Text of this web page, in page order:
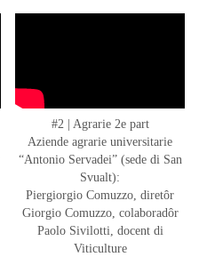
#2 | Agrarie 2e part
Aziende agrarie universitarie
“Antonio Servadei” (sede di San
Svualt):
Piergiorgio Comuzzo, diretôr
Giorgio Comuzzo, colaboradôr
Paolo Sivilotti, docent di
Viticulture